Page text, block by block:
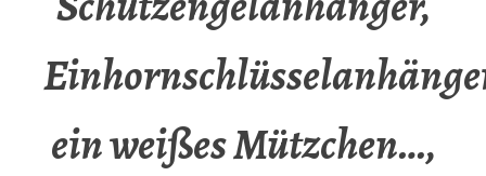
ein weißes Mützchen…,